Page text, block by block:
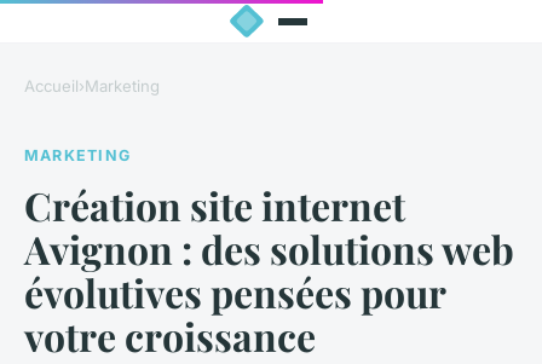
Accueil›Marketing
MARKETING
Création site internet
Avignon : des solutions web
évolutives pensées pour
votre croissance